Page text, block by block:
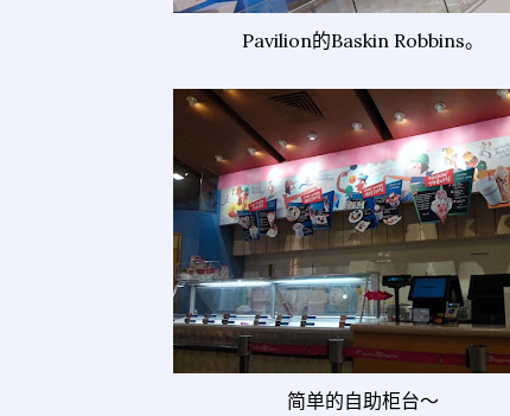
Pavilion的Baskin Robbins。
简单的自助柜台～